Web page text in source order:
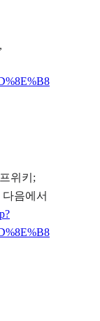
위키;
다음에서